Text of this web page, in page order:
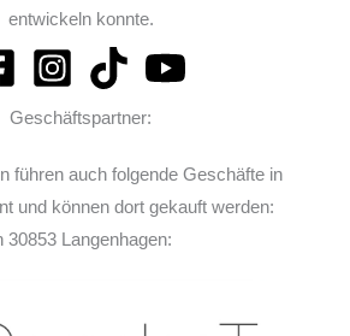
entwickeln konnte.
Geschäftspartner:
führen auch folgende Geschäfte in
und können dort gekauft werden:
30853 Langenhagen: